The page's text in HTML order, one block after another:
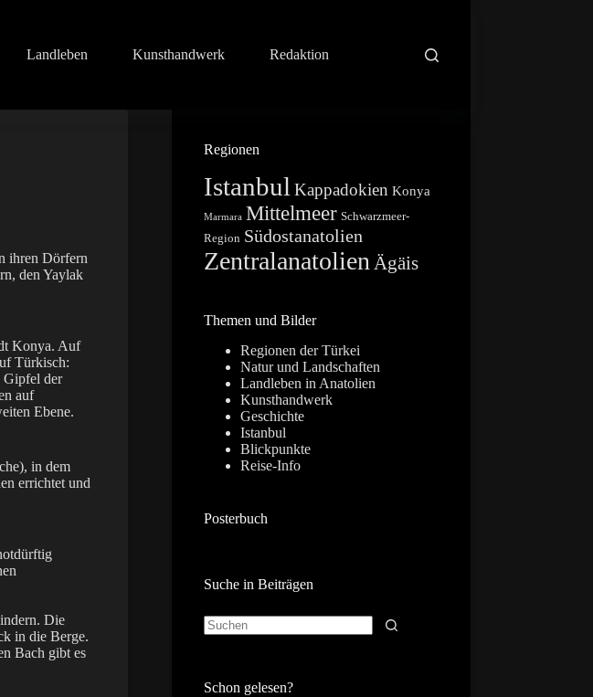
Landleben Kunsthandwerk Redaktion
ihren Dörfern
den Yaylak
Konya. Auf
Türkisch:
Gipfel der
auf
Ebene.
in dem
errichtet und
Die
in die Berge.
Bach gibt es
Regionen
Istanbul Kappadokien Konya
Marmara Mittelmeer Schwarzmeer-
Region Südostanatolien
Zentralanatolien Ägäis
Themen und Bilder
Regionen der Türkei
Natur und Landschaften
Landleben in Anatolien
Kunsthandwerk
Geschichte
Istanbul
Blickpunkte
Reise-Info
Posterbuch
Suche in Beiträgen
Schon gelesen?